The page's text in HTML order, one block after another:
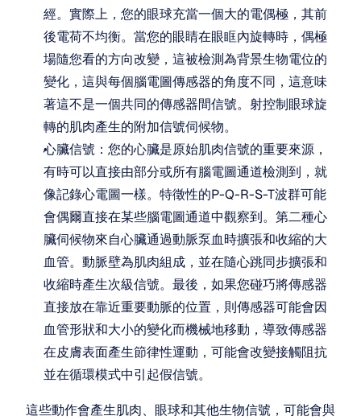
經。實際上，您的眼球充當一個大的電偶極，其前
後電荷不均衡。當您的眼睛在眼眶內旋轉時，偶極
場隨您看的方向改變，這被檢測為背景生物電位的
變化，這與每個腦電圖傳感器的角度不同，這意味
著這不是一個共同的傳感器間信號。射控制眼球旋
轉的肌肉產生的附加信號伺候物。
心臟信號：您的心臟是原始肌肉信號的重要來源，
有時可以直接由部分或所有腦電圖通道檢測到，就
像記錄心電圖一樣。特徵性的P-Q-R-S-T波群可能
會偶爾直接在某些腦電圖通道中觀察到。第二種心
臟伺候物來自心臟通過動脈泵血時擴張和收縮的大
血管。動脈壁為肌肉組成，並在隨心跳同步擴張和
收縮時產生次級信號。最後，如果您碰巧將傳感器
直接放在靠近重要動脈的位置，則傳感器可能會因
血管形狀和大小的變化而機械地移動，導致傳感器
在皮膚表面產生節律性運動，可能會改變接觸阻抗
並在循環模式中引起假信號。
這些動作會產生肌肉、眼球和其他生物信號，可能會與